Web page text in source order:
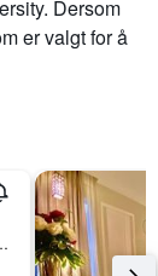
Dersom
er valgt for å
Filipinene